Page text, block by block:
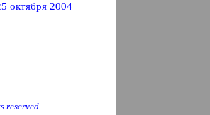
октября 2004
reserved